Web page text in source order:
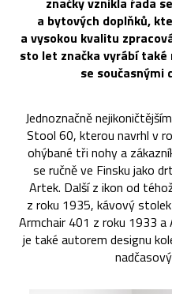
a bytových doplňků,
a vysokou kvalitu
sto let značka vyrábí
se současnými
Jednoznačně
Stool 60, kterou navrhl v
ohýbané tři nohy a
se ručně ve Finsku jako
Artek. Další z ikon od
z roku 1935, kávový
Armchair 401 z roku 1933
je také autorem designu